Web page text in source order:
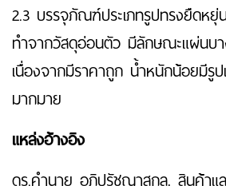
2.3 บรรจุภัณฑ์ประเภทรูปทรงยืดห
ทำจากวัสดุอ่อนตัว มีลักษณะแผ่นบ
เนื่องจากมีราคาถูก น้ำหนักน้อยมีรูป
มากมาย
แหล่งอ้างอิง